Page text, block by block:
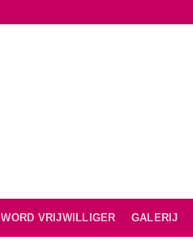
WORD VRIJWILLIGER GALERIJ